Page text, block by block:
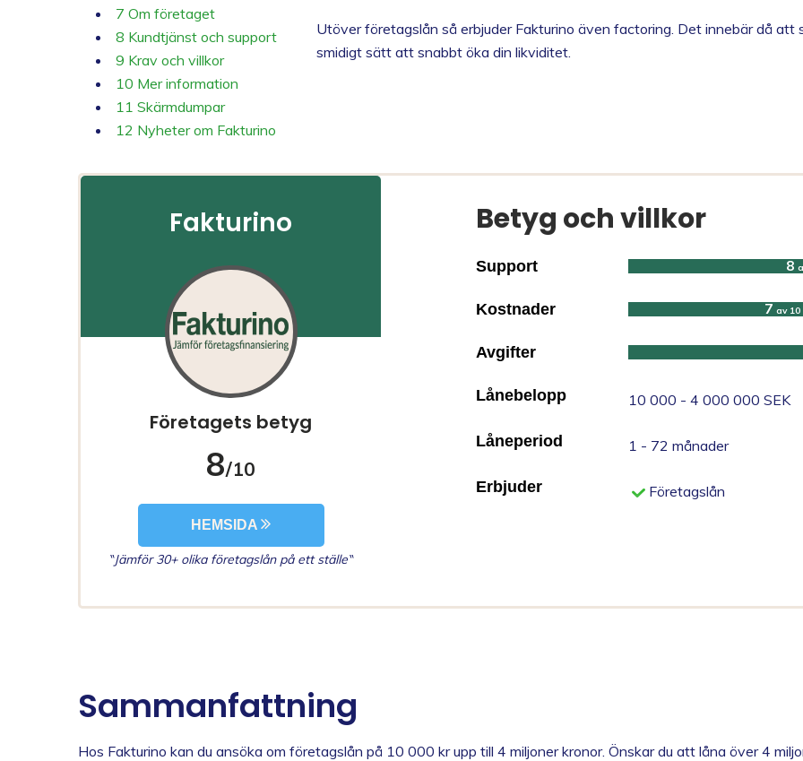
7 Om företaget
8 Kundtjänst och support
9 Krav och villkor
10 Mer information
11 Skärmdumpar
12 Nyheter om Fakturino
Utöver företagslån så erbjuder Fakturino även factoring. Det innebär då
smidigt sätt att snabbt öka din likviditet.
Fakturino
Företagets betyg
8/10
HEMSIDA
‶Jämför 30+ olika företagslån på ett ställe‶
Betyg och villkor
Support 8
Kostnader 7 av 10
Avgifter
Lånebelopp 10 000 - 4 000 000 SEK
Låneperiod 1 - 72 månader
Erbjuder Företagslån
Sammanfattning
Hos Fakturino kan du ansöka om företagslån på 10 000 kr upp till 4 miljoner kronor. Önskar du att låna över 4